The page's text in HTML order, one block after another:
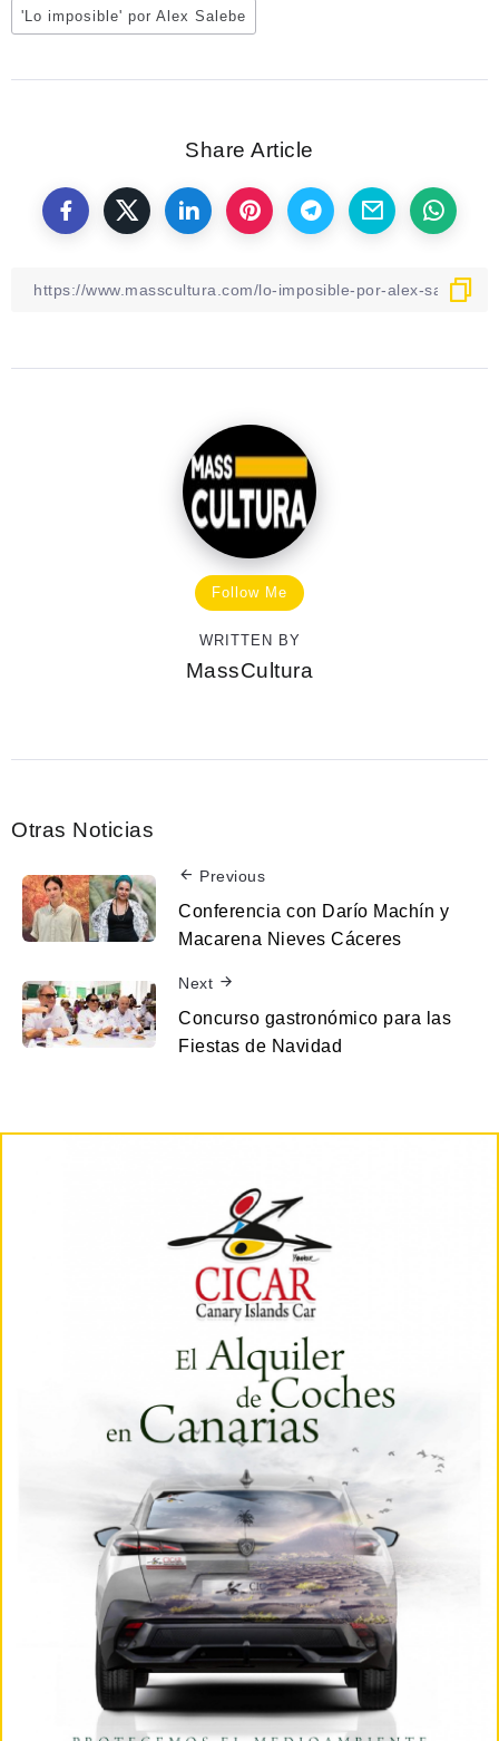
'Lo imposible' por Alex Salebe
Share Article
Follow Me
WRITTEN BY
MassCultura
Otras Noticias
Previous
Conferencia con Darío Machín y
Macarena Nieves Cáceres
Next
Concurso gastronómico para las
Fiestas de Navidad